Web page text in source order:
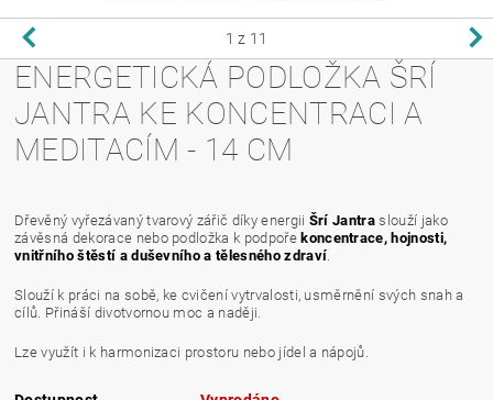
1 z 11
ENERGETICKÁ PODLOŽKA ŠRÍ
JANTRA KE KONCENTRACI A
MEDITACÍM - 14 CM
Dřevěný vyřezávaný tvarový zářič díky energii Šrí Jantra slouží jako
závěsná dekorace nebo podložka k podpořekoncentrace, hojnosti,
vnitřního štěstí a duševního a tělesného zdraví
Slouží k práci na sobě, ke cvičení vytrvalosti, usměrnění svých snah a
cílů. Přináší divotvornou moc a naději.
Lze využít i k harmonizaci prostoru nebo jídel a nápojů.